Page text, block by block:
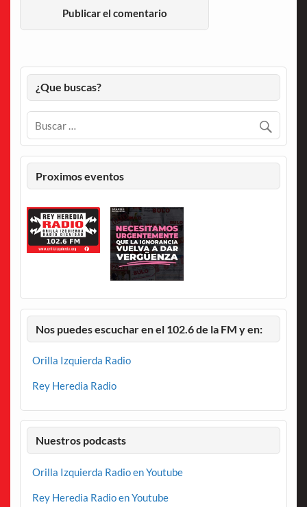
¿Que buscas?
Proximos eventos
Nos puedes escuchar en el 102.6 de la FM y en:
Orilla Izquierda Radio
Rey Heredia Radio
Nuestros podcasts
Orilla Izquierda Radio en Youtube
Rey Heredia Radio en Youtube